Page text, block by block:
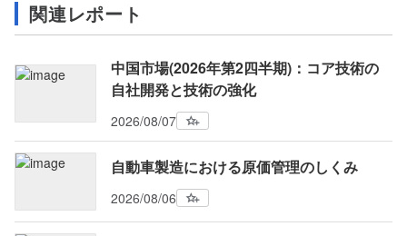
関連レポート
中国市場(2026年第2四半期)：コア技術の
自社開発と技術の強化
2026/08/07
自動車製造における原価管理のしくみ
2026/08/06